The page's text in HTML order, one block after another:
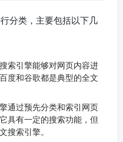
分类，主要包括以下几
索引擎能够对网页内容进
度和谷歌都是典型的全文
通过预先分类和索引网页
具有一定的搜索功能，但
搜索引擎。